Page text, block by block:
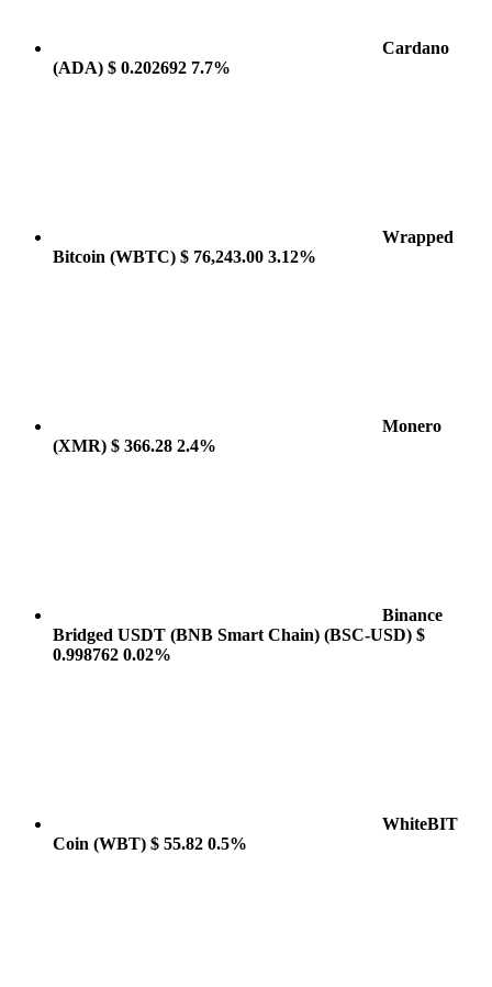
Cardano
(ADA) $ 0.202692 7.7%
Wrapped
Bitcoin (WBTC) $ 76,243.00 3.12%
Monero
(XMR) $ 366.28 2.4%
Binance
Bridged USDT (BNB Smart Chain) (BSC-USD) $
0.998762 0.02%
WhiteBIT
Coin (WBT) $ 55.82 0.5%